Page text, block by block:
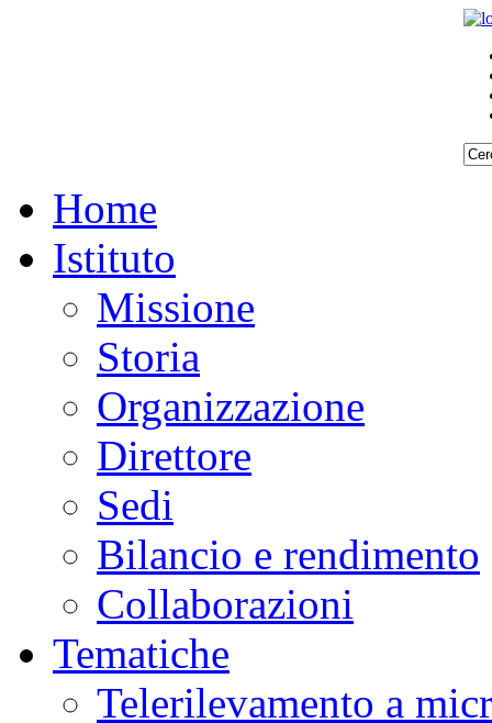
Home
Istituto
Missione
Storia
Organizzazione
Direttore
Sedi
Bilancio e rendimento
Collaborazioni
Tematiche
Telerilevamento a